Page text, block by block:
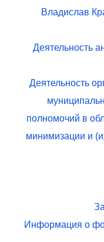
Владислав
Деятельность
Деятельность
полномочий в
минимизации и
Информация о